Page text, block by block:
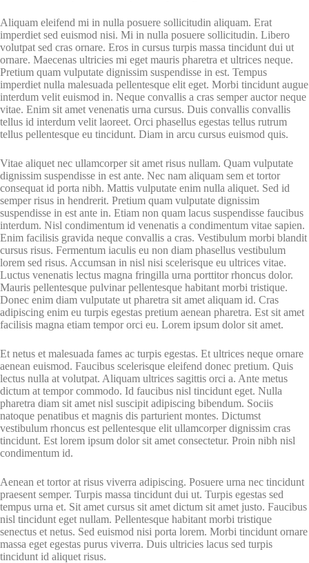
Aliquam eleifend mi in nulla posuere sollicitudin aliquam. Erat
imperdiet sed euismod nisi. Mi in nulla posuere sollicitudin. Libero
volutpat sed cras ornare. Eros in cursus turpis massa tincidunt dui ut
ornare. Maecenas ultricies mi eget mauris pharetra et ultrices neque.
Pretium quam vulputate dignissim suspendisse in est. Tempus
imperdiet nulla malesuada pellentesque elit eget. Morbi tincidunt augue
interdum velit euismod in. Neque convallis a cras semper auctor neque
vitae. Enim sit amet venenatis urna cursus. Duis convallis convallis
tellus id interdum velit laoreet. Orci phasellus egestas tellus rutrum
tellus pellentesque eu tincidunt. Diam in arcu cursus euismod quis.
Vitae aliquet nec ullamcorper sit amet risus nullam. Quam vulputate
dignissim suspendisse in est ante. Nec nam aliquam sem et tortor
consequat id porta nibh. Mattis vulputate enim nulla aliquet. Sed id
semper risus in hendrerit. Pretium quam vulputate dignissim
suspendisse in est ante in. Etiam non quam lacus suspendisse faucibus
interdum. Nisl condimentum id venenatis a condimentum vitae sapien.
Enim facilisis gravida neque convallis a cras. Vestibulum morbi blandit
cursus risus. Fermentum iaculis eu non diam phasellus vestibulum
lorem sed risus. Accumsan in nisl nisi scelerisque eu ultrices vitae.
Luctus venenatis lectus magna fringilla urna porttitor rhoncus dolor.
Mauris pellentesque pulvinar pellentesque habitant morbi tristique.
Donec enim diam vulputate ut pharetra sit amet aliquam id. Cras
adipiscing enim eu turpis egestas pretium aenean pharetra. Est sit amet
facilisis magna etiam tempor orci eu. Lorem ipsum dolor sit amet.
Et netus et malesuada fames ac turpis egestas. Et ultrices neque ornare
aenean euismod. Faucibus scelerisque eleifend donec pretium. Quis
lectus nulla at volutpat. Aliquam ultrices sagittis orci a. Ante metus
dictum at tempor commodo. Id faucibus nisl tincidunt eget. Nulla
pharetra diam sit amet nisl suscipit adipiscing bibendum. Sociis
natoque penatibus et magnis dis parturient montes. Dictumst
vestibulum rhoncus est pellentesque elit ullamcorper dignissim cras
tincidunt. Est lorem ipsum dolor sit amet consectetur. Proin nibh nisl
condimentum id.
Aenean et tortor at risus viverra adipiscing. Posuere urna nec tincidunt
praesent semper. Turpis massa tincidunt dui ut. Turpis egestas sed
tempus urna et. Sit amet cursus sit amet dictum sit amet justo. Faucibus
nisl tincidunt eget nullam. Pellentesque habitant morbi tristique
senectus et netus. Sed euismod nisi porta lorem. Morbi tincidunt ornare
massa eget egestas purus viverra. Duis ultricies lacus sed turpis
tincidunt id aliquet risus.